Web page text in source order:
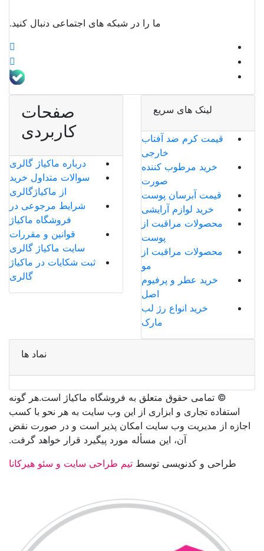
ما را در شبکه های اجتماعی دنبال کنید.
لینک های سریع
قیمت کرم ضد آفتاب
خارجی
خرید مرطوب کننده
صورت
قیمت آبرسان پوست
خرید لوازم آرایشی
محصولات مراقبت از
پوست
محصولات مراقبت از
مو
خرید عطر و پرفیوم
اصل
خرید انواع رژ لب
مارک
صفحات
کاربردی
درباره ماکیاژ گالری
سوالات متداول خرید
از ماکیاژگالری
شرایط مرجوعی در
فروشگاه ماکیاژ
قوانین و مقررات
سایت ماکیاژ گالری
ثبت شکایات در ماکیاژ
گالری
نماد ها
©️ تمامی حقوق متعلق به فروشگاه ماکیاژ است.هر گونه
استفاده تجاری و ابزاری از این وب سایت به هر نحو با کسب
اجازه از مدیریت وب سایت امکان پذیر است و در صورت نقض
آن، این مسأله مورد پیگیرد قرار خواهد گرفت.
طراحی و کدنویسی توسط تیم طراحی سایت و سئو هیرکانا